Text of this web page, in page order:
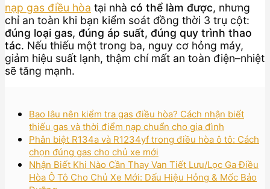
nạp gas điều hòa tại nhà có thể làm được, nhưng
chỉ an toàn khi bạn kiểm soát đồng thời 3 trụ cột:
đúng loại gas, đúng áp suất, đúng quy trình thao
tác. Nếu thiếu một trong ba, nguy cơ hỏng máy,
giảm hiệu suất lạnh, thậm chí mất an toàn điện–nhiệt
sẽ tăng mạnh.
Bao lâu nên kiểm tra gas điều hòa? Cách nhận biết
thiếu gas và thời điểm nạp chuẩn cho gia đình
Phân biệt R134a và R1234yf trong điều hòa ô tô: Cách
chọn đúng gas cho chủ xe mới
Nhận Biết Khi Nào Cần Thay Van Tiết Lưu/Lọc Ga Điều
Hòa Ô Tô Cho Chủ Xe Mới: Dấu Hiệu Hỏng & Mốc Bảo